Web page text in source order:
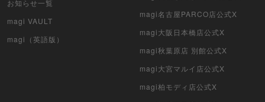
お知らせ一覧
magi VAULT
magi（英語版）
magi名古屋PARCO店公式X
magi大阪日本橋店公式X
magi秋葉原店 別館公式X
magi大宮マルイ店公式X
magi柏モディ店公式X